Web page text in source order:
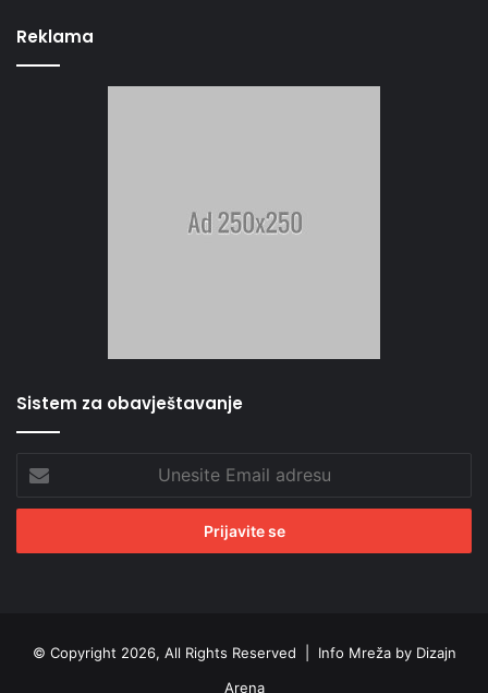
Reklama
Sistem za obavještavanje
Unesite
Email
adresu
© Copyright 2026, All Rights Reserved | Info Mreža by Dizajn
Arena